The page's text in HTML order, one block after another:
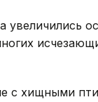
увеличились
с хищными